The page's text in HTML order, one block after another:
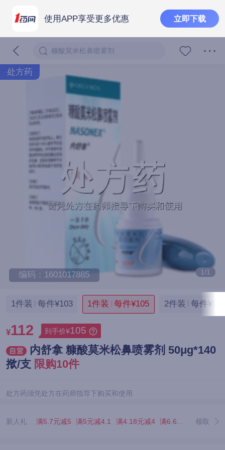
使用APP享受更多优惠 立即下载
糠酸莫米松鼻喷雾剂
处方药
1/1
编码：1601017885
1件装 每件¥103 1件装 每件¥105 2件装 每件¥96
¥112 到手价¥105
内舒拿 糠酸莫米松鼻喷雾剂 50μg*140
揿/支 限购10件
处方药须凭处方在药师指导下购买和使用
新人礼 领取
满5.7元减5 满5元减4.1 满4.18元减4 满6.67元减5.07 满